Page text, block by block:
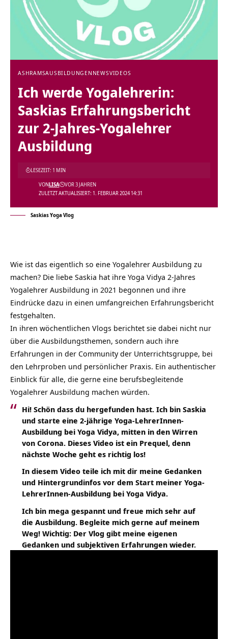
ASHRAMSAUSBILDUNGEN NEWSVIDEOS
Ich werde Yogalehrerin:
Saskias Erfahrungsbericht
zur 2-Jahres-Yogalehrer
Ausbildung
ZULETZT AKTUALISIERT: 1. FEBRUAR 2024 14:31
VONLISA VOR 3 JAHREN
LESEZEIT: 1 MIN
Saskias Yoga Vlog
Wie ist das eigentlich so eine Yogalehrer Ausbildung zu
machen? Die liebe Saskia hat ihre Yoga Vidya 2-Jahres
Yogalehrer Ausbildung in 2021 begonnen und ihre
Eindrücke dazu in einen umfangreichen Erfahrungsbericht
festgehalten.
In ihren wöchentlichen Vlogs berichtet sie dabei nicht nur
über die Ausbildungsthemen, sondern auch ihre
Erfahrungen in der Community der Unterrichtsgruppe, bei
den Lehrproben und persönlicher Praxis. Ein authentischer
Einblick für alle, die gerne eine berufsbegleitende
Yogalehrer Ausbildung machen würden.
Hi! Schön dass du hergefunden hast. Ich bin Saskia
und starte eine 2-jährige Yoga-LehrerInnen-
Ausbildung bei Yoga Vidya, mitten in den Wirren
von Corona. Dieses Video ist ein Prequel, denn
nächste Woche geht es richtig los!
In diesem Video teile ich mit dir meine Gedanken
und Hintergrundinfos vor dem Start meiner Yoga-
LehrerInnen-Ausbildung bei Yoga Vidya.
Ich bin mega gespannt und freue mich sehr auf
die Ausbildung. Begleite mich gerne auf meinem
Weg! Wichtig: Der Vlog gibt meine eigenen
Gedanken und subjektiven Erfahrungen wieder.